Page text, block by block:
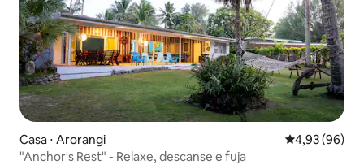
Casa ⋅ Arorangi 4,93 de uma
4,93 (96)
"Anchor's Rest" - Relaxe, descanse e fuja